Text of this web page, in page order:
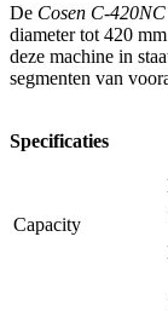
De Cosen C-420NC
diameter tot 420
deze machine in
segmenten van
Specificaties
Capacity